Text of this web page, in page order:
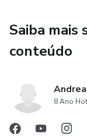
pela Compre
selecionada pela
Saiba mais
conteúdo
8 Ano